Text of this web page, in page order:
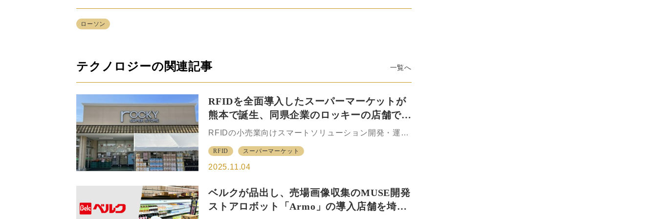
ローソン
テクノロジーの関連記事 一覧へ
RFIDを全面導入したスーパーマーケットが
熊本で誕生、同県企業のロッキーの店舗で小
売業の未来を変える新モデルが始動
RFIDの小売業向けスマートソリューション開発・運営
ケットのロッキー（本社・熊本県上益城郡）と協業
し、「RFID全面導入スーパーマーケット」の運営を11
とレジ、棚卸し、在庫管理、消費・賞味期限、自動値
引きの全工程に渡ってRFIDを導入した事例としては日
本国内のスーパーマーケットでは初の事例になるとい
RFID スーパーマーケット
2025.11.04
ベルクが品出し、売場画像収集のMUSE開発
ストアロボット「Armo」の導入店舗を埼玉